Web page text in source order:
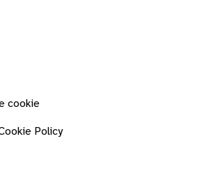
cookie
Policy